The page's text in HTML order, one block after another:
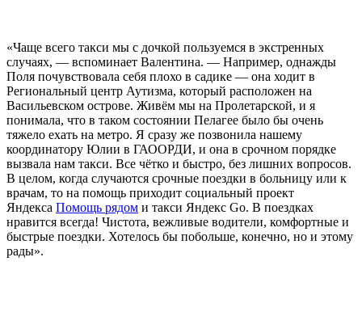
«Чаще всего такси мы с дочкой пользуемся в экстренных
случаях, — вспоминает Валентина. — Например, однажды
Поля почувствовала себя плохо в садике — она ходит в
Региональный центр Аутизма, который расположен на
Васильевском острове. Живём мы на Пролетарской, и я
понимала, что в таком состоянии Пелагее было бы очень
тяжело ехать на метро. Я сразу же позвонила нашему
координатору Юлии в ГАООРДИ, и она в срочном порядке
вызвала нам такси. Все чётко и быстро, без лишних вопросов.
В целом, когда случаются срочные поездки в больницу или к
врачам, то на помощь приходит социальный проект
Яндекса Помощь рядом и такси Яндекс Go. В поездках
нравится всегда! Чистота, вежливые водители, комфортные и
быстрые поездки. Хотелось бы побольше, конечно, но и этому
рады».